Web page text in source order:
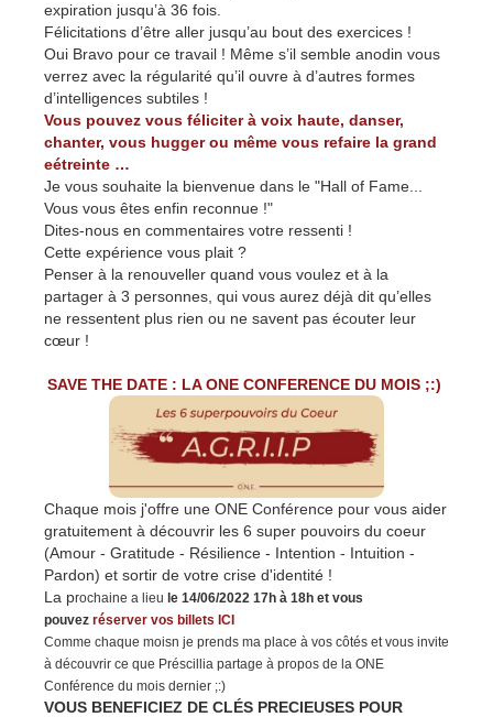
expiration jusqu’à 36 fois.
Félicitations d’être aller jusqu’au bout des exercices !
Oui Bravo pour ce travail ! Même s’il semble anodin vous
verrez avec la régularité qu’il ouvre à d’autres formes
d’intelligences subtiles !
Vous pouvez vous féliciter à voix haute, danser,
chanter, vous hugger ou même vous refaire la grand
eétreinte …
Je vous souhaite la bienvenue dans le "Hall of Fame...
Vous vous êtes enfin reconnue !"
Dites-nous en commentaires votre ressenti !
Cette expérience vous plait ?
Penser à la renouveller quand vous voulez et à la
partager à 3 personnes, qui vous aurez déjà dit qu’elles
ne ressentent plus rien ou ne savent pas écouter leur
cœur !
SAVE THE DATE : LA ONE CONFERENCE DU MOIS ;:)
Chaque mois j'offre une ONE Conférence pour vous aider
gratuitement à découvrir les 6 super pouvoirs du coeur
(Amour - Gratitude - Résilience - Intention - Intuition -
Pardon) et sortir de votre crise d'identité !
La prochaine a lieu le 14/06/2022 17h à 18h et vous
pouvez réserver vos billets ICI
Comme chaque moisn je prends ma place à vos côtés et vous invite
à découvrir ce que Préscillia partage à propos de la ONE
Conférence du mois dernier ;:)
VOUS BENEFICIEZ DE CLÉS PRECIEUSES POUR